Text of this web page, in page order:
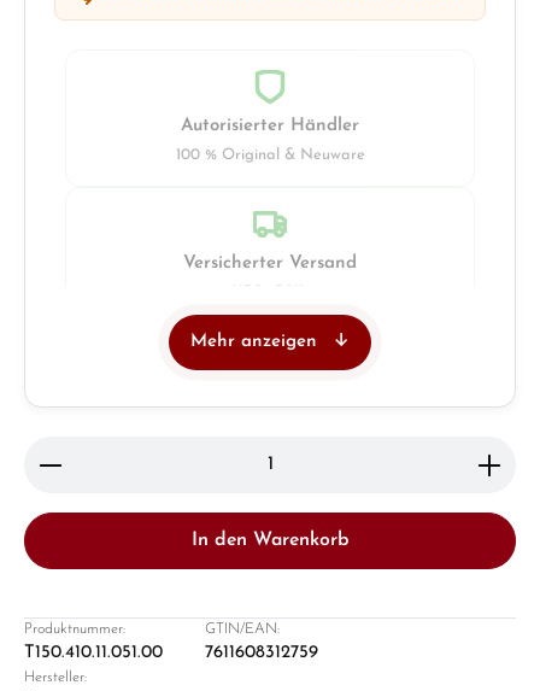
Autorisierter Händler
100 % Original & Neuware
Versicherter Versand
Mehr anzeigen
Produkt Anzahl: Gib den gewünschten Wert ein
In den Warenkorb
Produktnummer:
T150.410.11.051.00
GTIN/EAN:
7611608312759
Hersteller: